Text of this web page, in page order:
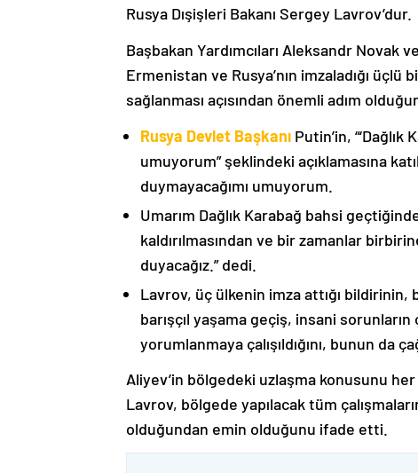
Rusya Dışişleri Bakanı Sergey Lavrov’dur.
Başbakan Yardımcıları Aleksandr
Ermenistan ve Rusya’nın imzaladığı
sağlanması açısından önemli adım
Rusya Devlet Başkanı Putin’in,
umuyorum” şeklindeki açıklamasına
duymayacağımı umuyorum.
Umarım Dağlık Karabağ bahsi
kaldırılmasından ve bir zamanlar
duyacağız.” dedi.
Lavrov, üç ülkenin imza attığı
barışçıl yaşama geçiş, insani
yorumlanmaya çalışıldığını, bunun da
Aliyev’in bölgedeki uzlaşma konusunu
Lavrov, bölgede yapılacak tüm
olduğundan emin olduğunu ifade etti.